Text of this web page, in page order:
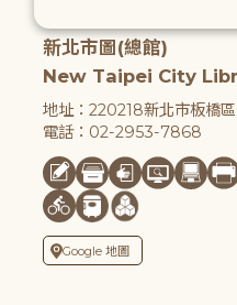
新北市圖(總館)
New Taipei City
地址：220218新北市板橋
電話：02-2953-7868
Google 地圖